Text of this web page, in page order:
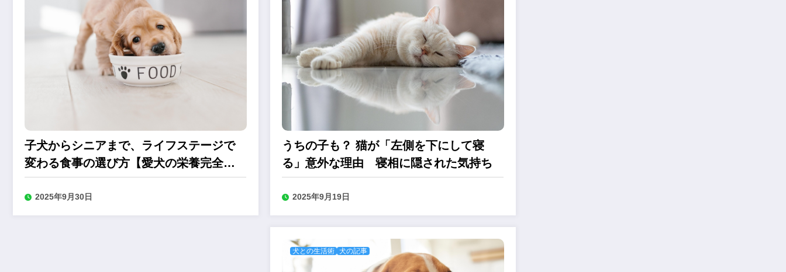
子犬からシニアまで、ライフステージで
変わる食事の選び方【愛犬の栄養完全ガ
イド】
2025年9月30日
うちの子も？ 猫が「左側を下にして寝
る」意外な理由 寝相に隠された気持ち
2025年9月19日
犬との生活術 犬の記事